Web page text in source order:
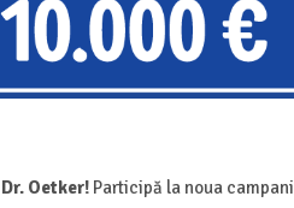
Oetker!Participă la noua